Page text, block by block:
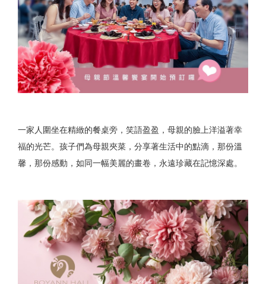
一家人圍坐在精緻的餐桌旁，笑語盈盈，母親的臉上洋溢著幸
福的光芒。孩子們為母親夾菜，分享著生活中的點滴，那份溫
馨，那份感動，如同一幅美麗的畫卷，永遠珍藏在記憶深處。